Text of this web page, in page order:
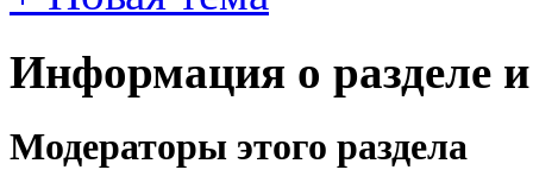
Информация о разделе
Модераторы этого раздела